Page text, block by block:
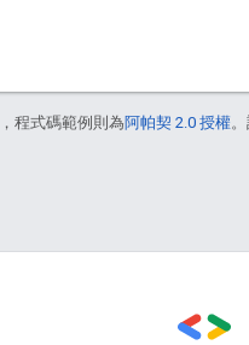
，程式碼範例則為阿帕契 2.0 授權